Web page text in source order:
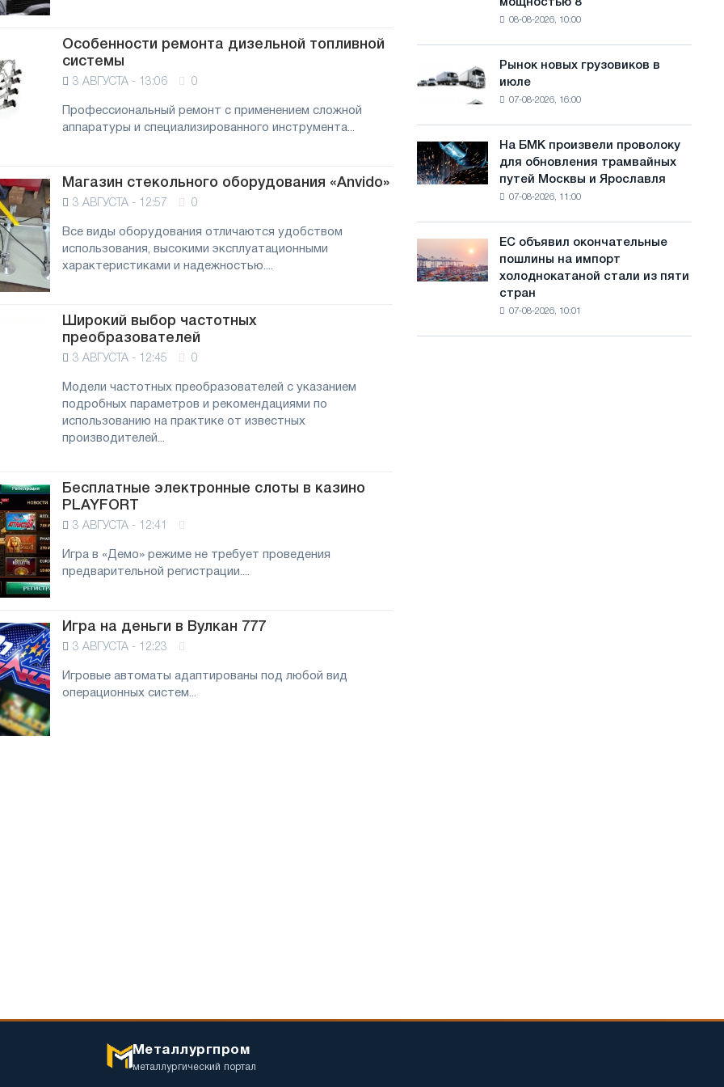
й
Особенности ремонта дизельной топливной
системы
3 АВГУСТА - 13:06 0
Профессиональный ремонт с применением сложной
аппаратуры и специализированного инструмента...
Магазин стекольного оборудования «Anvido»
3 АВГУСТА - 12:57 0
Все виды оборудования отличаются удобством
использования, высокими эксплуатационными
характеристиками и надежностью....
Широкий выбор частотных
преобразователей
3 АВГУСТА - 12:45 0
Модели частотных преобразователей с указанием
подробных параметров и рекомендациями по
использованию на практике от известных
производителей...
Бесплатные электронные слоты в казино
PLAYFORT
3 АВГУСТА - 12:41
Игра в «Демо» режиме не требует проведения
предварительной регистрации....
Игра на деньги в Вулкан 777
3 АВГУСТА - 12:23
Игровые автоматы адаптированы под любой вид
операционных систем...
фотоэлектрическую
МВт
целей
обезуглероживания
мощностью 8
08-08-2026, 10:00
Рынок
новых
грузовиков
Рынок новых грузовиков в
июле
07-08-2026, 16:00
На
БМК
произвели
трамвайных
путей
На БМК произвели проволоку
для обновления трамвайных
путей Москвы и Ярославля
07-08-2026, 11:00
объявил
окончательные
ЕС объявил окончательные
пошлины на импорт
холоднокатаной стали из пяти
стран
07-08-2026, 10:01
Металлургпром
металлургический портал